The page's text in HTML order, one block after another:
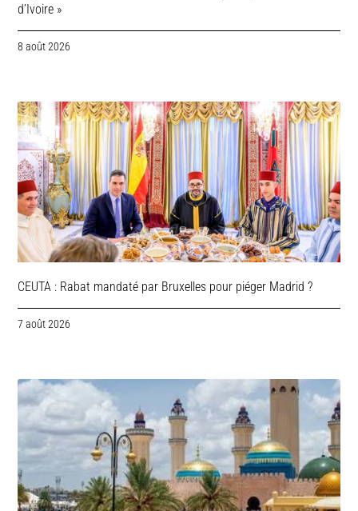
d’Ivoire »
8 août 2026
CEUTA : Rabat mandaté par Bruxelles pour piéger Madrid ?
7 août 2026